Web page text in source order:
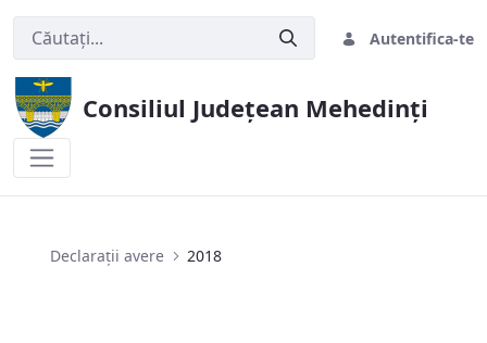
Autentifica-te
Consiliul Județean Mehedinți
Declarații avere 2018